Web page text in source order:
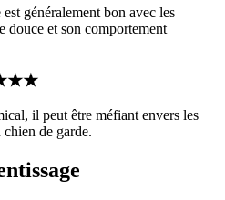
généralement bon avec les
douce et son comportement
★★
il peut être méfiant envers les
de garde.